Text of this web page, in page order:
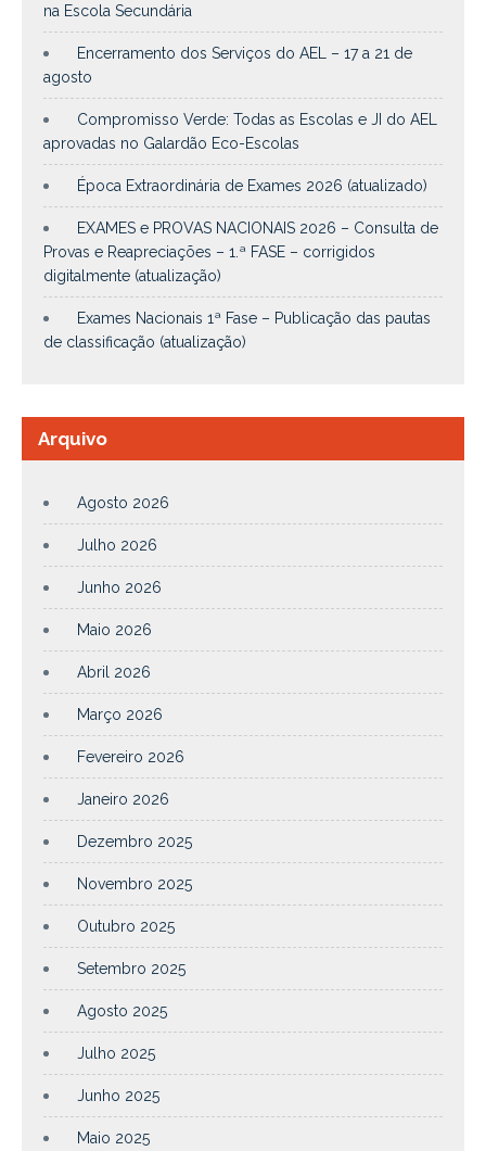
na Escola Secundária
Encerramento dos Serviços do AEL – 17 a 21 de
agosto
Compromisso Verde: Todas as Escolas e JI do AEL
aprovadas no Galardão Eco-Escolas
Época Extraordinária de Exames 2026 (atualizado)
EXAMES e PROVAS NACIONAIS 2026 – Consulta de
Provas e Reapreciações – 1.ª FASE – corrigidos
digitalmente (atualização)
Exames Nacionais 1ª Fase – Publicação das pautas
de classificação (atualização)
Arquivo
Agosto 2026
Julho 2026
Junho 2026
Maio 2026
Abril 2026
Março 2026
Fevereiro 2026
Janeiro 2026
Dezembro 2025
Novembro 2025
Outubro 2025
Setembro 2025
Agosto 2025
Julho 2025
Junho 2025
Maio 2025